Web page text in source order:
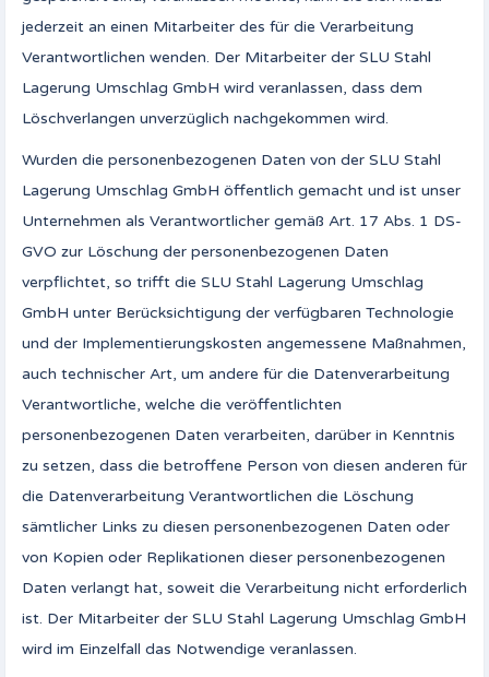
jederzeit an einen Mitarbeiter des für die Verarbeitung
Verantwortlichen wenden. Der Mitarbeiter der SLU Stahl
Lagerung Umschlag GmbH wird veranlassen, dass dem
Löschverlangen unverzüglich nachgekommen wird.
Wurden die personenbezogenen Daten von der SLU Stahl
Lagerung Umschlag GmbH öffentlich gemacht und ist unser
Unternehmen als Verantwortlicher gemäß Art. 17 Abs. 1 DS-
GVO zur Löschung der personenbezogenen Daten
verpflichtet, so trifft die SLU Stahl Lagerung Umschlag
GmbH unter Berücksichtigung der verfügbaren Technologie
und der Implementierungskosten angemessene Maßnahmen,
auch technischer Art, um andere für die Datenverarbeitung
Verantwortliche, welche die veröffentlichten
personenbezogenen Daten verarbeiten, darüber in Kenntnis
zu setzen, dass die betroffene Person von diesen anderen für
die Datenverarbeitung Verantwortlichen die Löschung
sämtlicher Links zu diesen personenbezogenen Daten oder
von Kopien oder Replikationen dieser personenbezogenen
Daten verlangt hat, soweit die Verarbeitung nicht erforderlich
ist. Der Mitarbeiter der SLU Stahl Lagerung Umschlag GmbH
wird im Einzelfall das Notwendige veranlassen.